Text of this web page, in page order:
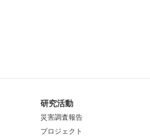
研究活動
災害調査報告
プロジェクト